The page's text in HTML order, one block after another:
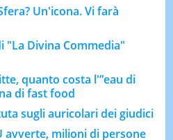
Un'icona. Vi farà
"La Divina Commedia"
quanto costa l'”eau di
di fast food
sugli auricolari dei giudici
avverte, milioni di persone